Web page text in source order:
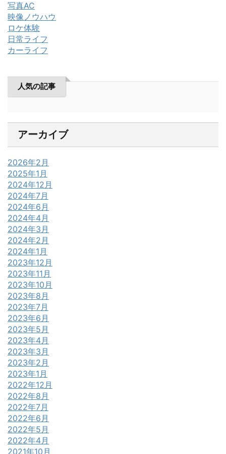
写真AC
映像ノウハウ
ロケ体験
日常ライフ
カーライフ
人気の記事
アーカイブ
2026年2月
2025年1月
2024年12月
2024年7月
2024年6月
2024年4月
2024年3月
2024年2月
2024年1月
2023年12月
2023年11月
2023年10月
2023年8月
2023年7月
2023年6月
2023年5月
2023年4月
2023年3月
2023年2月
2023年1月
2022年12月
2022年8月
2022年7月
2022年6月
2022年5月
2022年4月
2021年10月